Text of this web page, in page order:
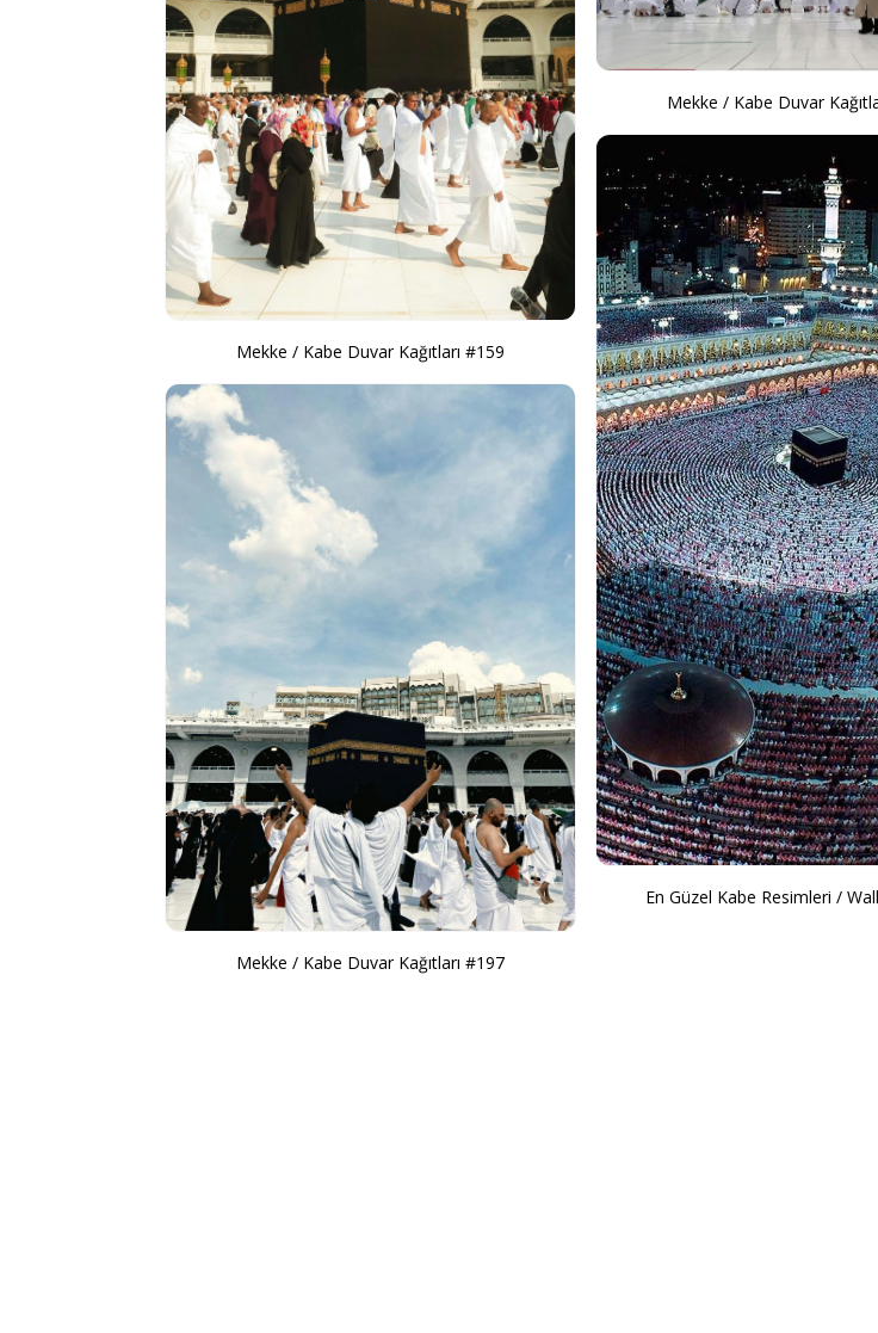
Mekke / Kabe Duvar Kağıtları #159
Mekke / Kabe Duvar Kağıtları #197
Mekke / Kabe Duvar
En Güzel Kabe Resimleri /